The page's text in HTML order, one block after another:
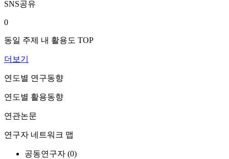
SNS공유
0
동일 주제 내 활용도 TOP
더보기
연도별 연구동향
연도별 활용동향
연관논문
연구자 네트워크 맵
공동연구자 (0)